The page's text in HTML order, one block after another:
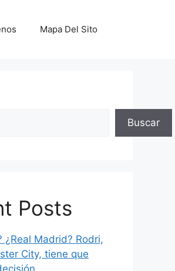
Mapa Del Sito
Buscar
Posts
¿Real Madrid? Rodri,
City, tiene que